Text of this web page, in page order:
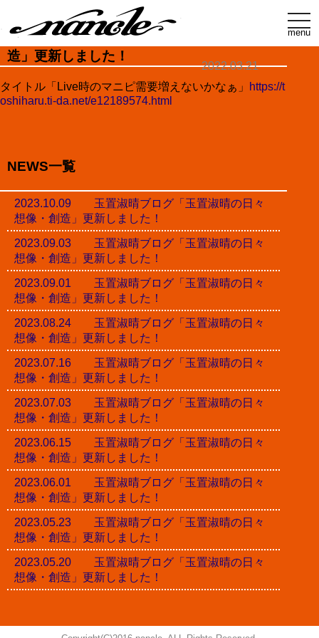
t
o
g
g
menu
玉置淑晴ブログ「玉置淑晴の日々想像・創
造」更新しました！
2022.03.21
タイトル「Live時のマニピ需要増えないかなぁ」
https://t
oshiharu.ti-da.net/e12189574.html
NEWS一覧
2023.10.09 玉置淑晴ブログ「玉置淑晴の日々
想像・創造」更新しました！
2023.09.03 玉置淑晴ブログ「玉置淑晴の日々
想像・創造」更新しました！
2023.09.01 玉置淑晴ブログ「玉置淑晴の日々
想像・創造」更新しました！
2023.08.24 玉置淑晴ブログ「玉置淑晴の日々
想像・創造」更新しました！
2023.07.16 玉置淑晴ブログ「玉置淑晴の日々
想像・創造」更新しました！
2023.07.03 玉置淑晴ブログ「玉置淑晴の日々
想像・創造」更新しました！
2023.06.15 玉置淑晴ブログ「玉置淑晴の日々
想像・創造」更新しました！
2023.06.01 玉置淑晴ブログ「玉置淑晴の日々
想像・創造」更新しました！
2023.05.23 玉置淑晴ブログ「玉置淑晴の日々
想像・創造」更新しました！
2023.05.20 玉置淑晴ブログ「玉置淑晴の日々
想像・創造」更新しました！